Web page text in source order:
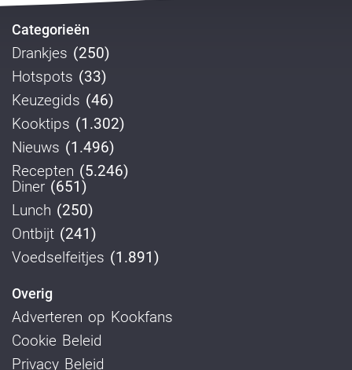
Categorieën
Drankjes (250)
Hotspots (33)
Keuzegids (46)
Kooktips (1.302)
Nieuws (1.496)
Recepten (5.246)
Diner (651)
Lunch (250)
Ontbijt (241)
Voedselfeitjes (1.891)
Overig
Adverteren op Kookfans
Cookie Beleid
Privacy Beleid